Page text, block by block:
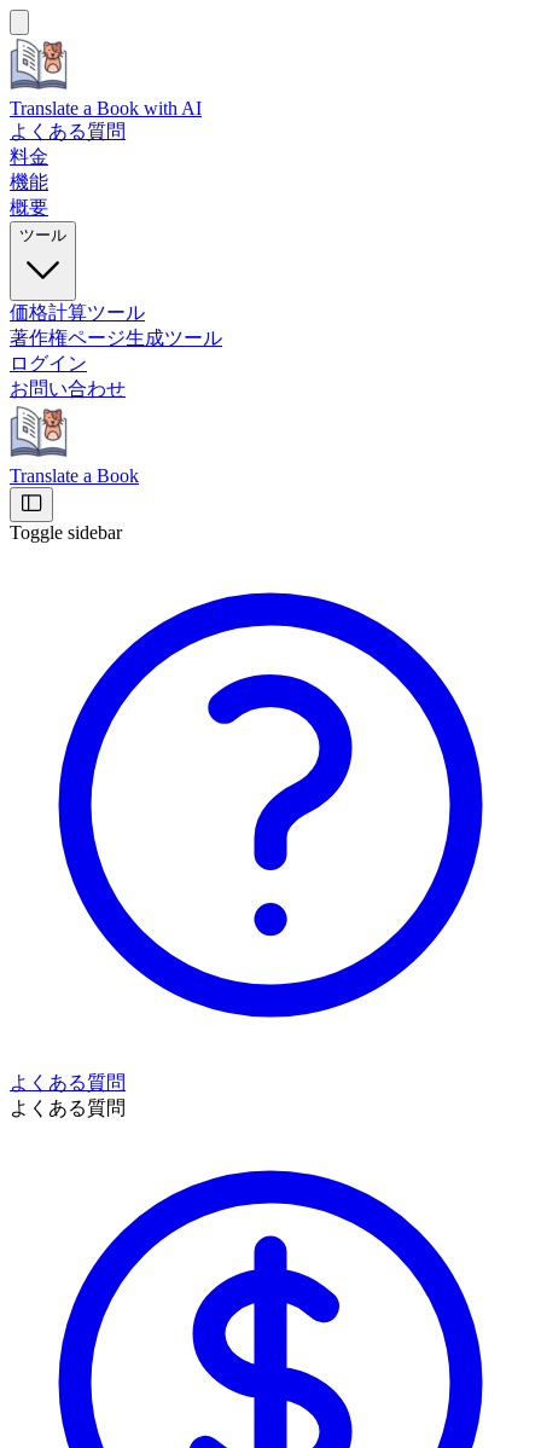
Translate a Book with AI
よくある質問
料金
機能
概要
ツール
価格計算ツール
著作権ページ生成ツール
ログイン
お問い合わせ
Translate a Book
Toggle sidebar
よくある質問
よくある質問